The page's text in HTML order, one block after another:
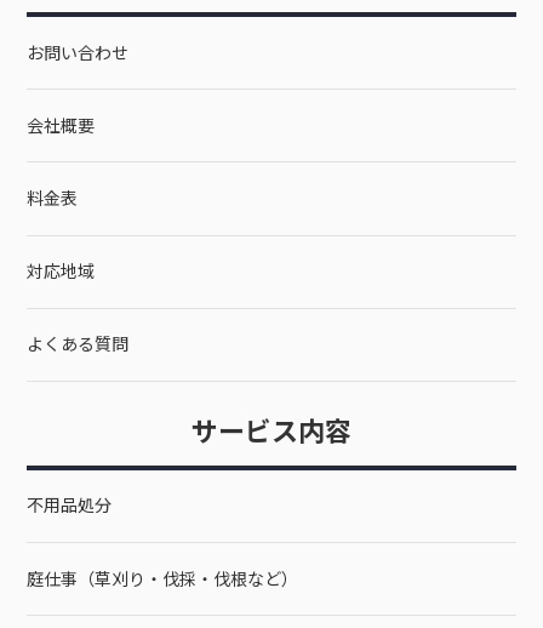
お問い合わせ
会社概要
料金表
対応地域
よくある質問
サービス内容
不用品処分
庭仕事（草刈り・伐採・伐根など）